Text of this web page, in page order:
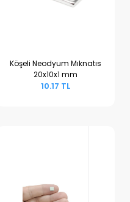
Sepete Ekle
Köşeli Neodyum Mıknatıs
20x10x1 mm
10.17 TL